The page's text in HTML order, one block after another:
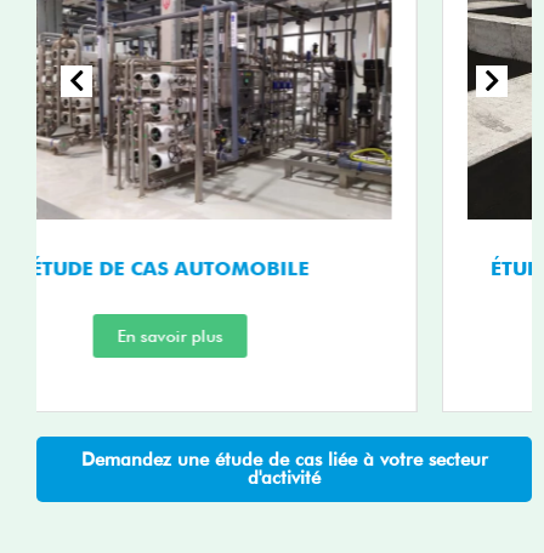
ÉTUDE DE CAS SUR LES PÂTES ET PAPIERS
Demandez une étude de cas liée à votre secteur
d'activité